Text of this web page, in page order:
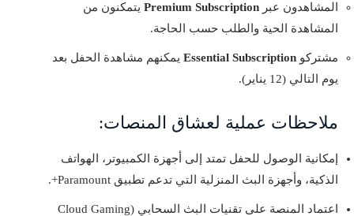
المشاهدون عبر Premium Subscription يتمكنون من
المشاهدة الحية والطلب حسب الحاجة.
مشتركو Essential Subscription يمكنهم مشاهدة الحفل بعد
يوم التالي (12 يناير).
ملاحظات عملية لعشاق المنصات:
إمكانية الوصول للحفل تمتد إلى أجهزة الكمبيوتر، الهواتف
الذكية، وأجهزة البث المنزلية التي تدعم تطبيق Paramount+.
اعتماد المنصة على تقنيات البث السحابي (Cloud Gaming